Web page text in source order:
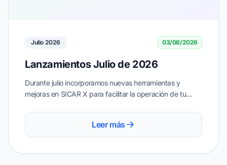
Julio 2026 03/08/2026
Lanzamientos Julio de 2026
Durante julio incorporamos nuevas herramientas y
mejoras en SICAR X para facilitar la operación de tu
sencilla y organizada.
Leer más